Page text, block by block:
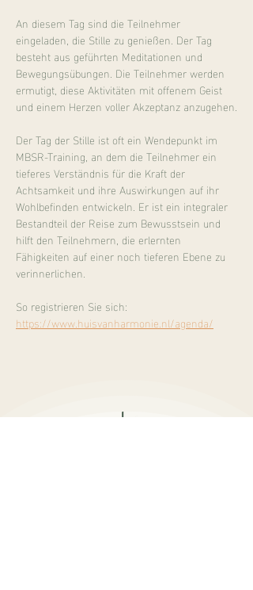
An diesem Tag sind die Teilnehmer
eingeladen, die Stille zu genießen. Der Tag
besteht aus geführten Meditationen und
Bewegungsübungen. Die Teilnehmer werden
ermutigt, diese Aktivitäten mit offenem Geist
und einem Herzen voller Akzeptanz anzugehen.
Der Tag der Stille ist oft ein Wendepunkt im
MBSR-Training, an dem die Teilnehmer ein
tieferes Verständnis für die Kraft der
Achtsamkeit und ihre Auswirkungen auf ihr
Wohlbefinden entwickeln. Er ist ein integraler
Bestandteil der Reise zum Bewusstsein und
hilft den Teilnehmern, die erlernten
Fähigkeiten auf einer noch tieferen Ebene zu
verinnerlichen.
So registrieren Sie sich:
https://www.huisvanharmonie.nl/agenda/